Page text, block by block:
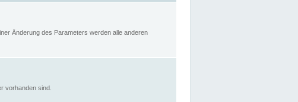
Änderung des Parameters werden alle anderen
vorhanden sind.